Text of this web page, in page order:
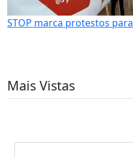
STOP marca protestos
Mais Vistas